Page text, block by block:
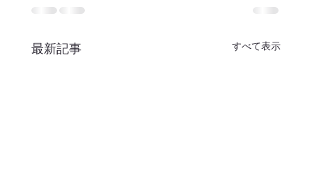
最新記事 すべて表示